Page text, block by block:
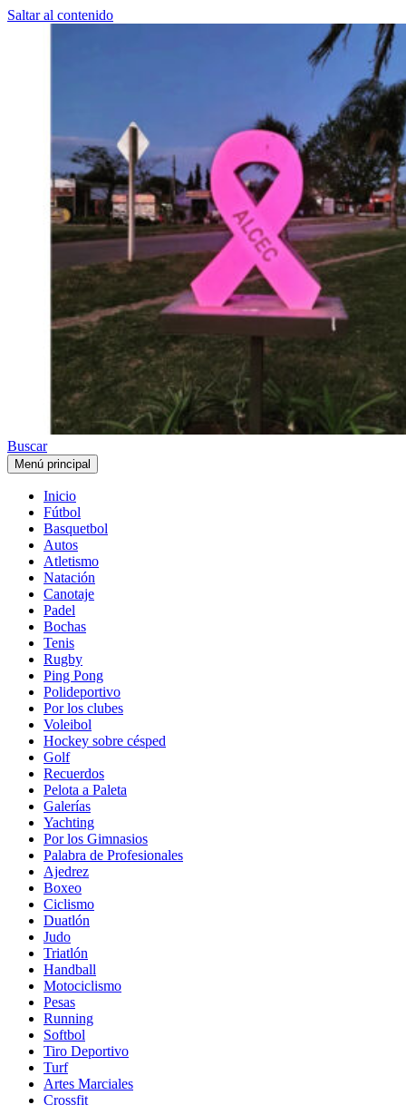
Saltar al contenido
Buscar
Menú principal
Inicio
Fútbol
Basquetbol
Autos
Atletismo
Natación
Canotaje
Padel
Bochas
Tenis
Rugby
Ping Pong
Polideportivo
Por los clubes
Voleibol
Hockey sobre césped
Golf
Recuerdos
Pelota a Paleta
Galerías
Yachting
Por los Gimnasios
Palabra de Profesionales
Ajedrez
Boxeo
Ciclismo
Duatlón
Judo
Triatlón
Handball
Motociclismo
Pesas
Running
Softbol
Tiro Deportivo
Turf
Artes Marciales
Crossfit